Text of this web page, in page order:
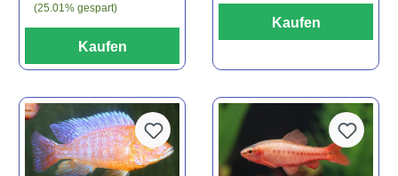
(25.01% gespart)
Kaufen
Kaufen